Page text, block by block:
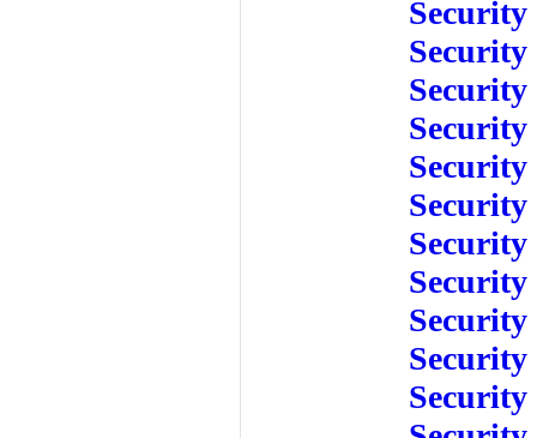
Security
Security
Security
Security
Security
Security
Security
Security
Security
Security
Security